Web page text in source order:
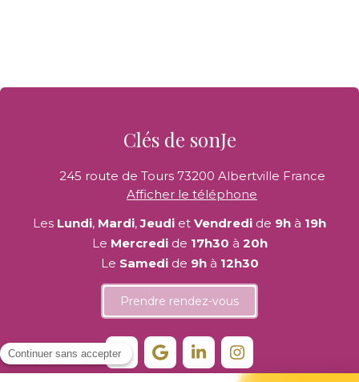
Clés de sonJe
245 route de Tours 73200 Albertville France
Afficher le téléphone
Les Lundi, Mardi,Jeudi et Vendredi de 9h à 19h
Le Mercredide 17h30 à 20h
Le Samedide 9hà 12h30
Prendre rendez-vous